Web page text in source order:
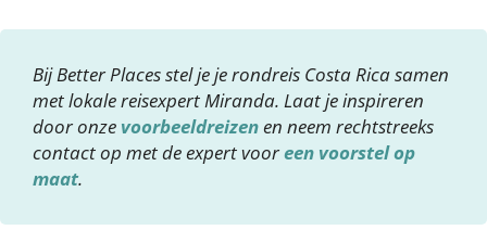
Bij Better Places stel je je rondreis Costa Rica samen
met lokale reisexpert Miranda. Laat je inspireren
door onze voorbeeldreizenen neem rechtstreeks
contact op met de expert vooreen voorstel op
maat.